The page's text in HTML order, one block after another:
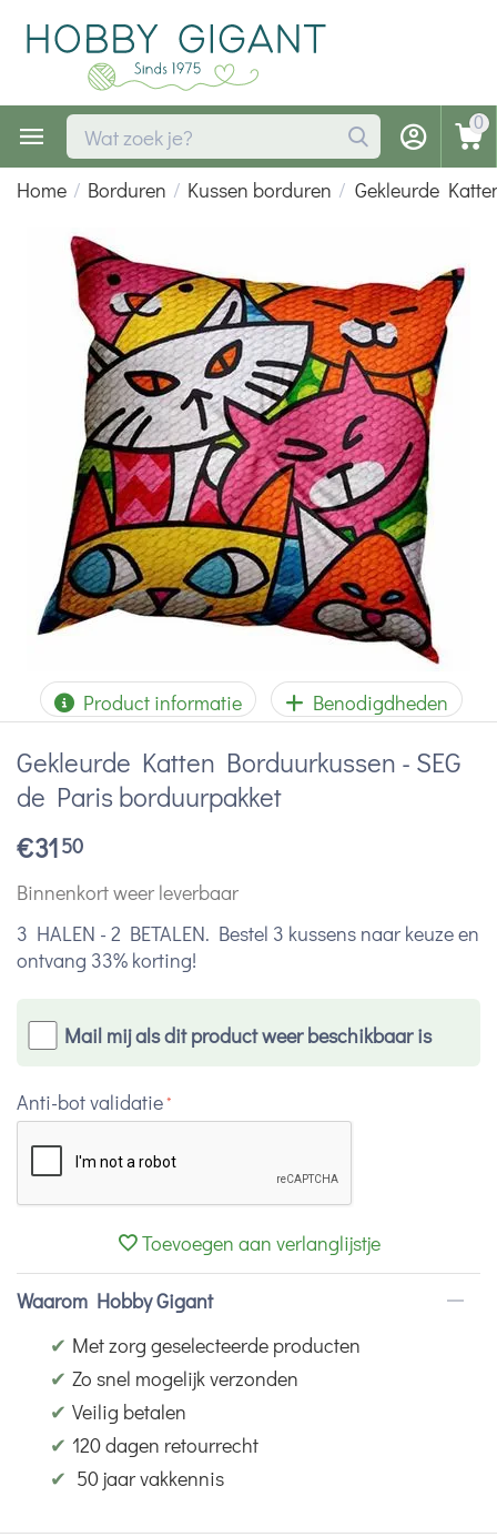
0
Home / Borduren / Kussen borduren / Gekleurde
Product informatie Benodigdheden
Gekleurde Katten Borduurkussen - SEG
de Paris borduurpakket
€3150
Binnenkort weer leverbaar
3 HALEN - 2 BETALEN. Bestel 3 kussens naar keuze en
ontvang 33% korting!
Mail mij als dit product weer beschikbaar is
Anti-bot validatie
Toevoegen aan verlanglijstje
Waarom Hobby Gigant
✔ Met zorg geselecteerde producten
✔ Zo snel mogelijk verzonden
✔ Veilig betalen
✔ 120 dagen retourrecht
✔ 50 jaar vakkennis